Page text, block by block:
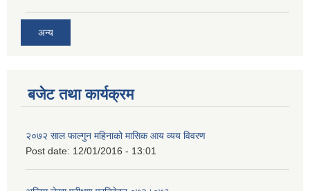
अन्य
बजेट तथा कार्यक्रम
२०७२ साल फाल्गुन महिनाको मासिक आय व्यय विवरण
Post date: 12/01/2016 - 13:01